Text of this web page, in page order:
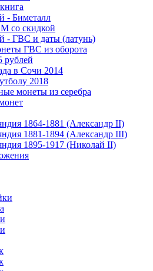
- Биметалл
со скидкой
- ГВС и даты (латунь)
ГВС из оборота
рублей
в Сочи 2014
2018
монеты из серебра
1864-1881 (Александр II)
1881-1894 (Александр III)
1895-1917 (Николай II)